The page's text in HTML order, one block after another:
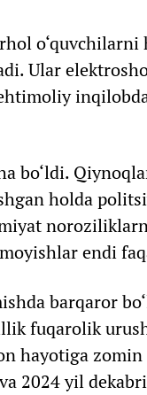
Ular
bo‘ldi.
holda
endi
barqaror
fuqarolik
hayotiga
2024 yil